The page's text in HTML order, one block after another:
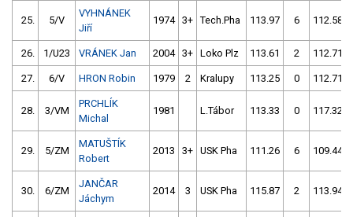
25. 5/V
VYHNÁNEK
Jiří
1974 3+ Tech.Pha 113.97 6 112.58
26. 1/U23 VRÁNEK Jan 2004 3+ Loko Plz 113.61 2 112.71
27. 6/V HRON Robin 1979 2 Kralupy 113.25 0 112.71
28. 3/VM
PRCHLÍK
Michal
1981 L.Tábor 113.33 0 117.32
29. 5/ZM
MATUŠTÍK
Robert
2013 3+ USK Pha 111.26 6 109.44
30. 6/ZM
JANČAR
Jáchym
2014 3 USK Pha 115.87 2 113.94